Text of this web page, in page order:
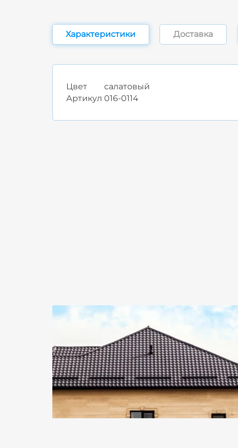
Характеристики Доставка
Цвет
салатовый
Артикул 016-0114